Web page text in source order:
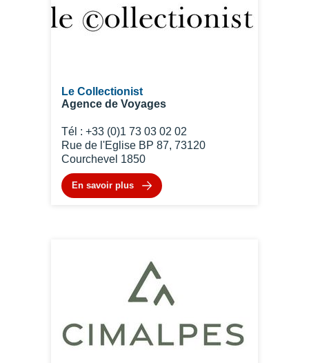
Le Collectionist
Agence de Voyages
Tél : +33 (0)1 73 03 02 02
Rue de l'Eglise BP 87, 73120
Courchevel 1850
En savoir plus